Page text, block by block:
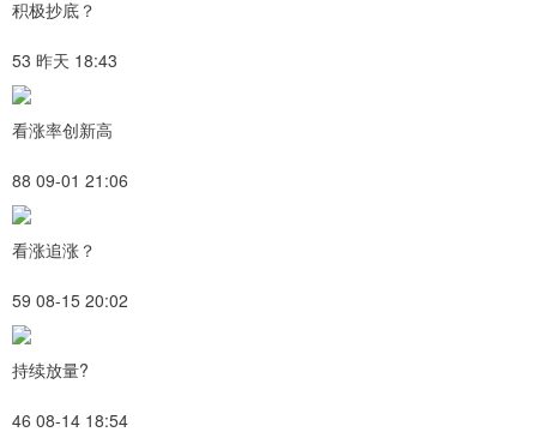
积极抄底？
53 昨天 18:43
看涨率创新高
88 09-01 21:06
看涨追涨？
59 08-15 20:02
持续放量?
46 08-14 18:54